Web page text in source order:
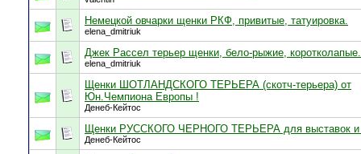
Немецкой овчарки щенки РКФ, привитые, татуировка.
elena_dmitriuk
Джек Рассел терьер щенки, бело-рыжие, коротколапые.
elena_dmitriuk
Щенки ШОТЛАНДСКОГО ТЕРЬЕРА (скотч-терьера) от
Юн.Чемпиона Европы !
Денеб-Кейтос
Щенки РУССКОГО ЧЕРНОГО ТЕРЬЕРА для выставок и
Денеб-Кейтос